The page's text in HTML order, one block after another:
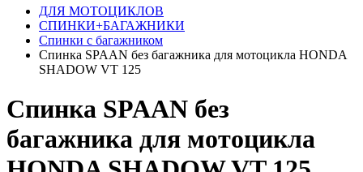
ДЛЯ МОТОЦИКЛОВ
СПИНКИ+БАГАЖНИКИ
Спинки с багажником
Спинка SPAAN без багажника для мотоцикла HONDA
SHADOW VT 125
Спинка SPAAN без
багажника для мотоцикла